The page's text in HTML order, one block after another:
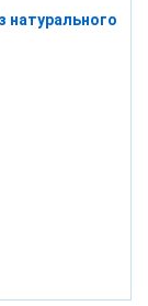
натурального